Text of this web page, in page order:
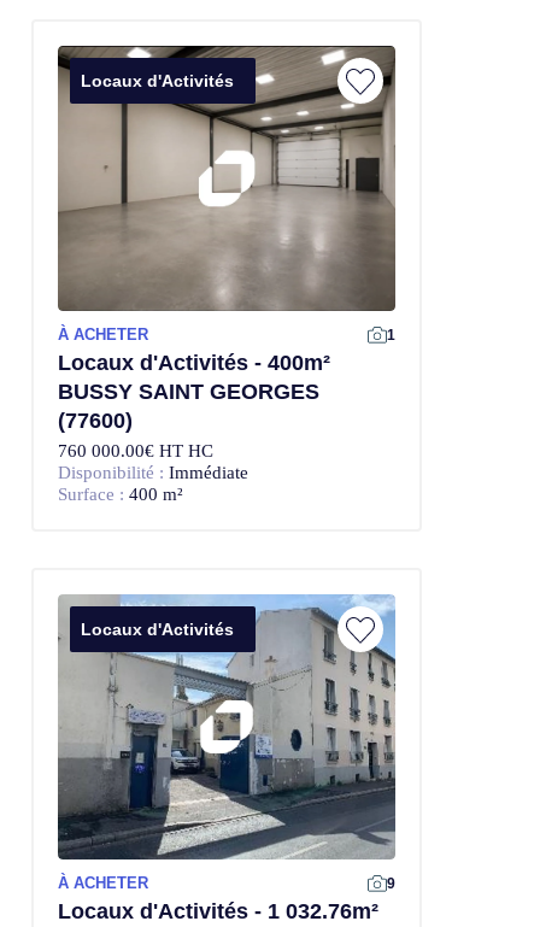
Locaux d'Activités
À ACHETER 1
Locaux d'Activités - 400m²
BUSSY SAINT GEORGES
(77600)
760 000.00€ HT HC
Disponibilité : Immédiate
Surface : 400 m²
Locaux d'Activités
À ACHETER 9
Locaux d'Activités - 1 032.76m²